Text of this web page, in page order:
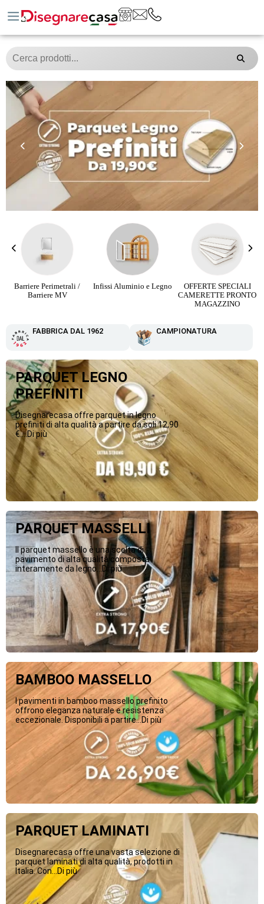
Barriere Perimetrali /
Barriere MV
Infissi Aluminio e Legno
OFFERTE SPECIALI
CAMERETTE PRONTO
MAGAZZINO
FABBRICA DAL 1962 CAMPIONATURA
PARQUET LEGNO
PREFINITI
Disegnarecasa offre parquet in legno
prefiniti di alta qualità a partire da soli 12,90
€....Di più
PARQUET MASSELLI
Il parquet massello è una scelta di
pavimento di alta qualità composta
interamente da legno...Di più
BAMBOO MASSELLO
I pavimenti in bamboo massello prefinito
offrono eleganza naturale e resistenza
eccezionale. Disponibili a partire...Di più
PARQUET LAMINATI
Disegnarecasa offre una vasta selezione di
parquet laminati di alta qualità, prodotti in
Italia. Con...Di più